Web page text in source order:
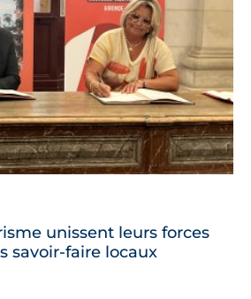
unissent leurs forces
savoir-faire locaux